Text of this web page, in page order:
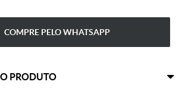
COMPRE PELO WHATSAPP
PRODUTO